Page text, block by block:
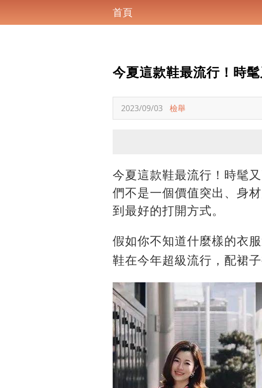
首頁
今夏這款鞋最流行！時髦
2023/09/03 檢舉
今夏這款鞋最流行！時髦
們不是一個價值突出、身
到最好的打開方式。
假如你不知道什麼樣的衣
鞋在今年超級流行，配裙